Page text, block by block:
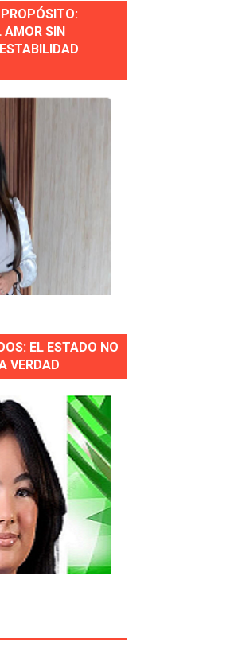
en salud
ignorancia supina"
AMOR SIN
EL ESTADO NO
VERDAD